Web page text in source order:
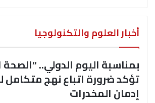
أخبار العلوم والتكنولوجيا
بمناسبة اليوم الدولي.. “الصحة
تؤكد ضرورة اتباع نهج
إدمان المخدرات